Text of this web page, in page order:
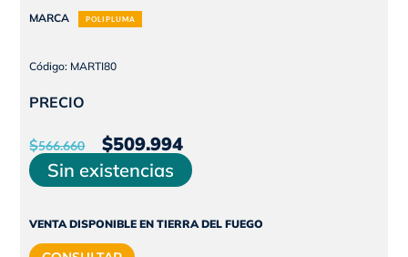
MARCA POLIPLUMA
Código: MARTI80
PRECIO
$566.660
El
precio
original
era:
$509.994El
precio
actual
es:
Sin existencias
VENTA DISPONIBLE EN TIERRA DEL FUEGO